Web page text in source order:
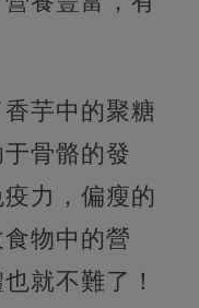
芋中的聚糖
骨骼的發
力，偏瘦的
物中的營
就不難了！